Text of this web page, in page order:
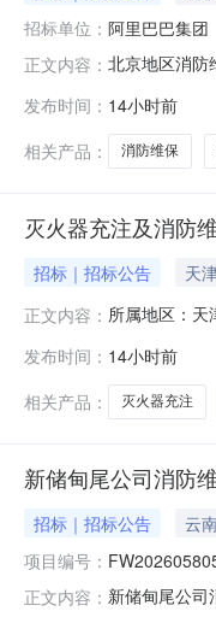
招标单位： 阿里巴巴集团
正文内容： 北京地区消防
位；附件--招
零星改造。主
发布时间： 14小时前
相关产品：
消防维保
灭火器充注及消防
招标｜招标公告 天
正文内容： 所属地区：天
发布时间： 14小时前
相关产品：
灭火器充注
新储甸尾公司消防
招标｜招标公告 云
项目编号：
正文内容： 新储甸尾公